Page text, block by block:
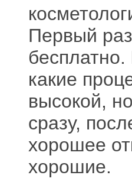
Первый
какие
высокой,
сразу,
хорошее
хорошие.